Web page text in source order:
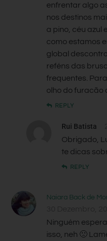
enfrentar algo
nos destinos
a pino, céu azul
como estamos
global
reféns das
frequentes.
olho do furacão
REPLY
Rui Batista
Obrigado,
te dicas
REPLY
Naiara Back de
Ninguém
isso, neh 🙁